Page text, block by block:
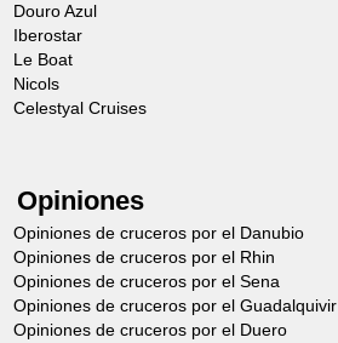
Douro Azul
Iberostar
Le Boat
Nicols
Celestyal Cruises
Opiniones
Opiniones de cruceros por el Danubio
Opiniones de cruceros por el Rhin
Opiniones de cruceros por el Sena
Opiniones de cruceros por el Guadalquivir
Opiniones de cruceros por el Duero